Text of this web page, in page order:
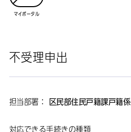
マイポータル
不受理申出
担当部署： 区民部住民戸籍課戸籍係
対応できる手続きの種類